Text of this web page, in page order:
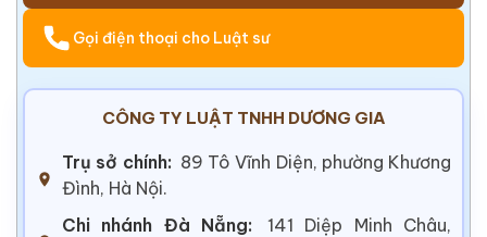
Gọi điện thoại cho Luật sư
CÔNG TY LUẬT TNHH DƯƠNG GIA
Trụ sở chính: 89 Tô Vĩnh Diện, phường Khương
Đình, Hà Nội.
Chi nhánh Đà Nẵng:
141 Diệp Minh Châu,